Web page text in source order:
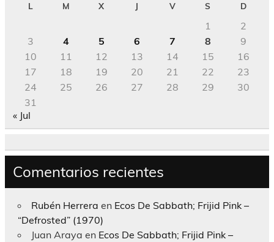
L M X J V S D
1
2
3
4 5 6 7 8
9
10
11 12 13 14 15
16
17
18 19 20 21 22
23
24
25 26 27 28 29
30
31
« Jul
Comentarios recientes
Rubén Herrera en Ecos De Sabbath; Frijid Pink –
“Defrosted” (1970)
Juan Araya en Ecos De Sabbath; Frijid Pink –